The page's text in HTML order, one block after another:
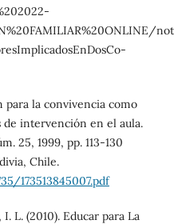
para la convivencia como
intervención en el aula.
25, 1999, pp. 113-130
Chile.
173513845007.pdf
L. (2010). Educar para La